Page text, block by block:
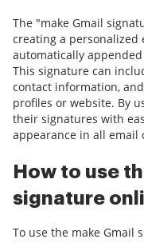
The "make Gmail
creating a
automatically
This signature can
contact information,
profiles or website. By
their signatures with
appearance in all email
How to use
signature
To use the make Gmail